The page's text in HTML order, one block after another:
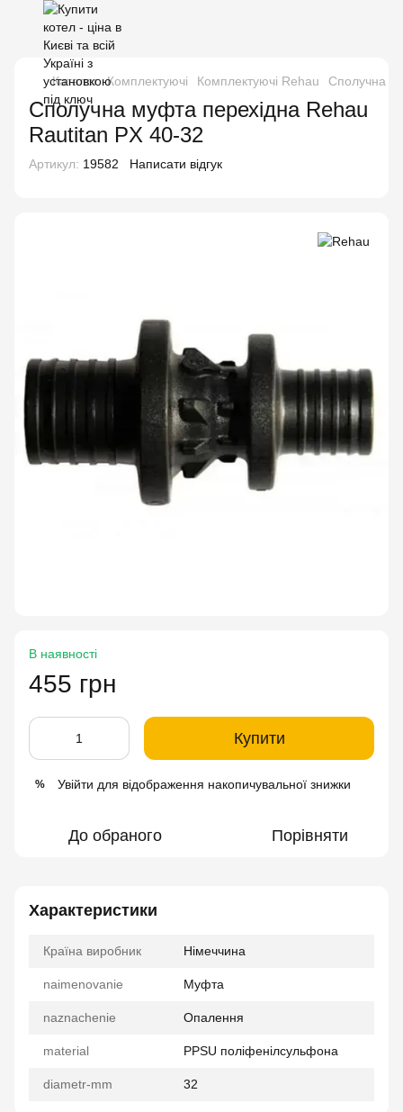
Каталог Комплектуючі Комплектуючі Rehau Сполучна
Сполучна муфта перехідна Rehau
Rautitan PX 40-32
Артикул: 19582 Написати відгук
В наявності
455 грн
Купити
% Увійти для відображення накопичувальної знижки
До обраного Порівняти
Характеристики
Країна виробник Німеччина
naimenovanie Муфта
naznachenie Опалення
material PPSU поліфенілсульфона
diametr-mm 32